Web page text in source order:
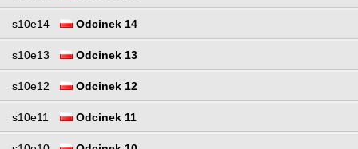
s10e14 Odcinek 14
s10e13 Odcinek 13
s10e12 Odcinek 12
s10e11 Odcinek 11